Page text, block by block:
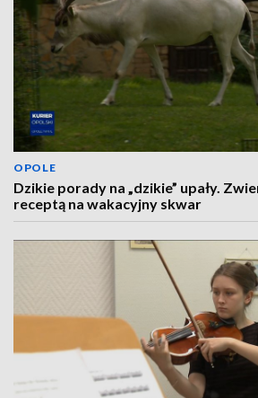
OPOLE
Dzikie porady na „dzikie” upały.
receptą na wakacyjny skwar